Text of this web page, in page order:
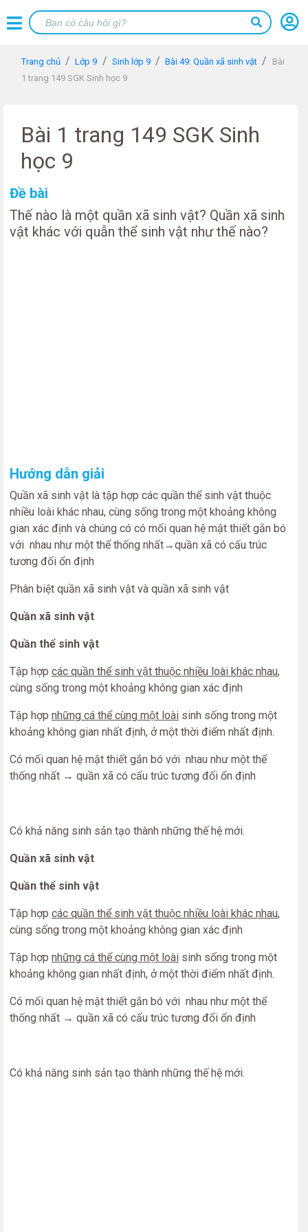
Trang chủ Lớp 9 Sinh lớp 9 Bài 49: Quần xã sinh vật
Bài
1 trang 149 SGK Sinh học 9
Bài 1 trang 149 SGK Sinh
học 9
Đề bài
Thế nào là một quần xã sinh vật? Quần xã sinh
vật khác với quẫn thể sinh vật như thế nào?
Hướng dẫn giải
Quần xã sinh vật là tập hợp các quần thể sinh vật thuộc
nhiều loài khác nhau, cùng sống trong một khoảng không
gian xác định và chúng có có mối quan hệ mật thiết gắn bó
với nhau như một thể thống nhất→quần xã có cấu trúc
tương đối ổn định
Phân biệt quần xã sinh vật và quần xã sinh vật
Quần xã sinh vật
Quần thể sinh vật
Tập hợp các quần thể sinh vật thuộc nhiều loài khác nhau,
cùng sống trong một khoảng không gian xác định
Tập hợp những cá thể cùng một loài sinh sống trong một
khoảng không gian nhất định, ở một thời điểm nhất định.
Có mối quan hệ mật thiết gắn bó với nhau như một thể
thống nhất → quần xã có cấu trúc tương đối ổn định
Có khả năng sinh sản tạo thành những thế hệ mới.
Quần xã sinh vật
Quần thể sinh vật
Tập hợp các quần thể sinh vật thuộc nhiều loài khác nhau,
cùng sống trong một khoảng không gian xác định
Tập hợp những cá thể cùng một loài sinh sống trong một
khoảng không gian nhất định, ở một thời điểm nhất định.
Có mối quan hệ mật thiết gắn bó với nhau như một thể
thống nhất → quần xã có cấu trúc tương đối ổn định
Có khả năng sinh sản tạo thành những thế hệ mới.